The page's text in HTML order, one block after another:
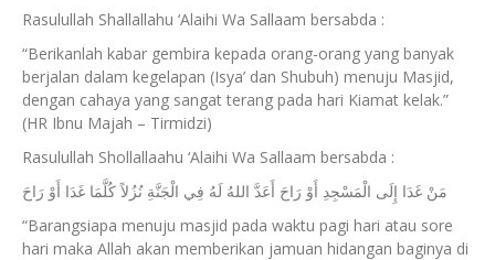
Rasulullah Shallallahu ‘Alaihi Wa Sallaam bersabda :
“Berikanlah kabar gembira kepada orang-orang yang banyak
berjalan dalam kegelapan (Isya’ dan Shubuh) menuju Masjid,
dengan cahaya yang sangat terang pada hari Kiamat kelak.”
(HR Ibnu Majah – Tirmidzi)
Rasulullah Shollallaahu ‘Alaihi Wa Sallaam bersabda :
مَنْ غَدَا إِلَى الْمَسْجِدِ أَوْ رَاحَ أَعَدَّ اللهُ لَهُ فِي الْجَنَّةِ نُزُلاً كُلَّمَا غَدَا أَوْ رَاحَ
“Barangsiapa menuju masjid pada waktu pagi hari atau sore
hari maka Allah akan memberikan jamuan hidangan baginya di